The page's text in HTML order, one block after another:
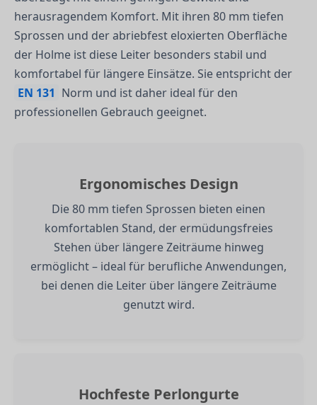
herausragendem Komfort. Mit ihren 80 mm tiefen
Sprossen und der abriebfest eloxierten Oberfläche
der Holme ist diese Leiter besonders stabil und
komfortabel für längere Einsätze. Sie entspricht der
EN 131 Norm und ist daher ideal für den
professionellen Gebrauch geeignet.
Ergonomisches Design
Die 80 mm tiefen Sprossen bieten einen
komfortablen Stand, der ermüdungsfreies
Stehen über längere Zeiträume hinweg
ermöglicht – ideal für berufliche Anwendungen,
bei denen die Leiter über längere Zeiträume
genutzt wird.
Hochfeste Perlongurte